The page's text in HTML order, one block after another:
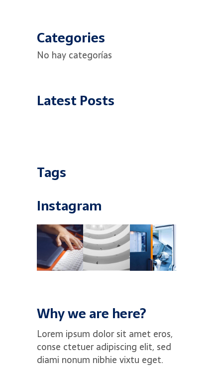
Categories
No hay categorías
Latest Posts
Tags
Instagram
Why we are here?
Lorem ipsum dolor sit amet eros,
conse ctetuer adipiscing elit, sed
diami nonum nibhie vixtu eget.